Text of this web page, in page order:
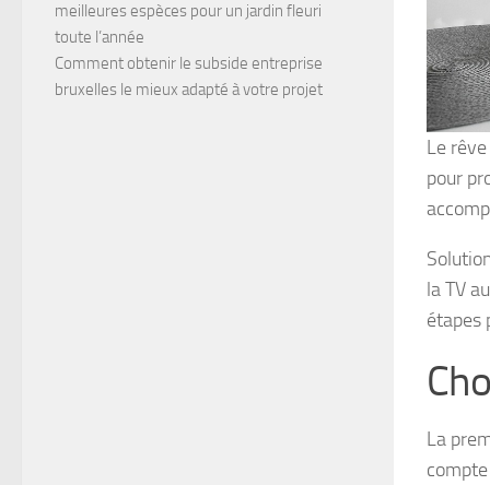
Le
pour
la TV
étapes
La
meilleures espèces pour un jardin fleuri
toute l’année
Comment obtenir le subside entreprise
bruxelles le mieux adapté à votre projet